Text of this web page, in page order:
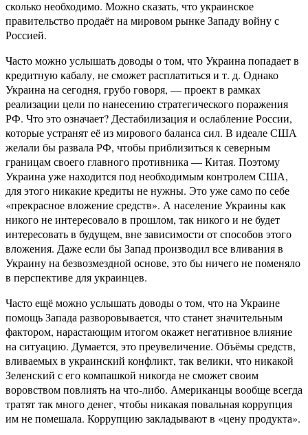
сколько необходимо. Можно сказать, что украинское
правительство продаёт на мировом рынке Западу войну с
Россией.
Часто можно услышать доводы о том, что Украина попадает в
кредитную кабалу, не сможет расплатиться и т. д. Однако
Украина на сегодня, грубо говоря, — проект в рамках
реализации цели по нанесению стратегического поражения
РФ. Что это означает? Дестабилизация и ослабление России,
которые устранят её из мирового баланса сил. В идеале США
желали бы развала РФ, чтобы приблизиться к северным
границам своего главного противника — Китая. Поэтому
Украина уже находится под необходимым контролем США,
для этого никакие кредиты не нужны. Это уже само по себе
«прекрасное вложение средств». А население Украины как
никого не интересовало в прошлом, так никого и не будет
интересовать в будущем, вне зависимости от способов этого
вложения. Даже если бы Запад производил все вливания в
Украину на безвозмездной основе, это бы ничего не поменяло
в перспективе для украинцев.
Часто ещё можно услышать доводы о том, что на Украине
помощь Запада разворовывается, что станет значительным
фактором, нарастающим итогом окажет негативное влияние
на ситуацию. Думается, это преувеличение. Объёмы средств,
вливаемых в украинский конфликт, так велики, что никакой
Зеленский с его компашкой никогда не сможет своим
воровством повлиять на что-либо. Американцы вообще всегда
тратят так много денег, чтобы никакая повальная коррупция
им не помешала. Коррупцию закладывают в «цену продукта».